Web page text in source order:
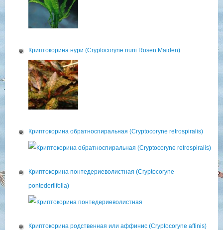
Криптокорина нури (Cryptocoryne nurii Rosen Maiden)
Криптокорина обратноспиральная (Cryptocoryne retrospiralis)
Криптокорина понтедериеволистная (Cryptocoryne
pontederiifolia)
Криптокорина родственная или аффинис (Cryptocoryne affinis)